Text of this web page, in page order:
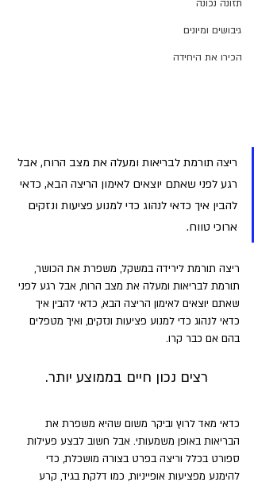
תזונה נכונה
גיבושים ומיונים
הכירו את היחידה
ריצה תורמת לבריאות ומעלה את מצב הרוח, אבל
רגע לפני שאתם יוצאים לאימון הריצה הבא, כדאי
להבין איך כדאי לנהוג כדי למנוע פציעות ונזקים
ארוכי טווח.
ריצה תורמת לירידה במשקל, משפרת את הכושר,
תורמת לבריאות ומעלה את מצב הרוח, אבל רגע לפני
שאתם יוצאים לאימון הריצה הבא, כדאי להבין איך
כדאי לנהוג כדי למנוע פציעות ונזקים, ואיך מטפלים
בהם אם כבר קרו.
רצים נכון חיים בממוצע יותר.
כדאי מאד לרוץ וביקר משום שהיא משפרת את
הבריאות באופן משמעותי. אבל חשוב לבצע פעילות
ספורט בכלל וריצה בפרט בצורה מושכלת, כדי
להימנע מפציעות אופייניות, כמו דלקת בגיד, קרע